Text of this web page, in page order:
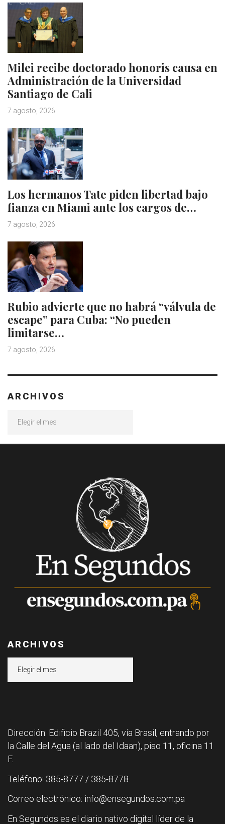
Milei recibe doctorado honoris causa en
Administración de la Universidad
Santiago de Cali
7 agosto, 2026
Los hermanos Tate piden libertad bajo
fianza en Miami ante los cargos de…
7 agosto, 2026
Rubio advierte que no habrá “válvula de
escape” para Cuba: “No pueden
limitarse…
7 agosto, 2026
ARCHIVOS
ARCHIVOS
Dirección: Edificio Brazil 405, vía Brasil, entrando por
la Calle del Agua (al lado del Idaan), piso 11, oficina 11
F.
Teléfono: 385-8777 / 385-8778
Correo electrónico: info@ensegundos.com.pa
En Segundos es el diario nativo digital líder de la